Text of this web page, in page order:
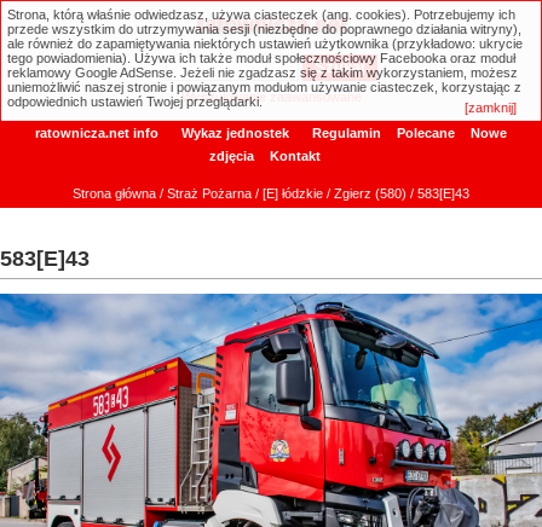
ratownicza.net
Wyszukiwanie zaawansowane
ratownicza.net info Wykaz jednostek Regulamin Polecane
Nowe
zdjęcia
Kontakt
Strona główna / Straż Pożarna / [E] łódzkie / Zgierz (580) / 583[E]43
583[E]43
Strona, którą właśnie odwiedzasz, używa ciasteczek (ang. cookies). Potrzebujemy ich
przede wszystkim do utrzymywania sesji (niezbędne do poprawnego działania witryny),
ale również do zapamiętywania niektórych ustawień użytkownika (przykładowo: ukrycie
tego powiadomienia). Używa ich także moduł społecznościowy Facebooka oraz moduł
reklamowy Google AdSense. Jeżeli nie zgadzasz się z takim wykorzystaniem, możesz
uniemożliwić naszej stronie i powiązanym modułom używanie ciasteczek, korzystając z
odpowiednich ustawień Twojej przeglądarki.
[zamknij]